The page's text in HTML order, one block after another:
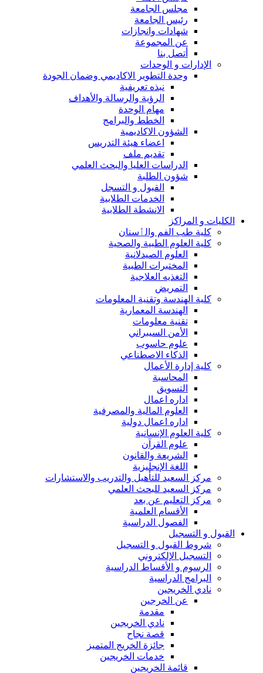
مجلس الجامعة
رئيس الجامعة
شهادات وانجازات
عن المجموعة
أتصل بنا
الإدارات و الوحدات
وحدة التطوير الاكاديمي وضمان الجودة
نبذه تعريفية
الرؤية والرسالة والأهداف
مهام الوحدة
الخطط والبرامج
الشؤون الاكاديمية
اعضاء هيئة التدريس
تقديم ملف
الدراسات العليا والبحث العلمي
شؤون الطلبة
القبول و التسجل
الخدمات الطلابية
الانشطة الطلابية
الكليات و المراكز
كلية طب الفم والٲسنان
كلية العلوم الطبية والصحية
العلوم الصيدلانية
المختبرات الطبية
التغذيه العلاجية
التمريض
كلية الهندسة وتقنية المعلومات
الهندسة المعمارية
تقنية معلومات
الأمن السيبراني
علوم حاسوب
الذكاء الاصطناعي
كلية إدارة الأعمال
المحاسبة
التسويق
اداره اعمال
العلوم المالية والمصرفية
اداره اعمال دولية
كلية العلوم الإنسانية
علوم القرآن
الشريعة والقانون
اللغة الإنجليزية
مركز السعيد للتأهيل والتدريب والاستشارات
مركز السعيد للبحث العلمي
مركز التعليم عن بعد
الأقسام العلمية
الفصول الدراسية
القبول و التسجيل
شروط القبول و التسجيل
التسجيل الإلكتروني
الرسوم و الأقساط الدراسية
البرامج الدراسية
نادي الخريجين
عن الخرجين
مقدمة
نادي الخريجين
قصة نجاح
جائزة الخريج المتميز
خدمات الخريجين
قائمة الخريجين